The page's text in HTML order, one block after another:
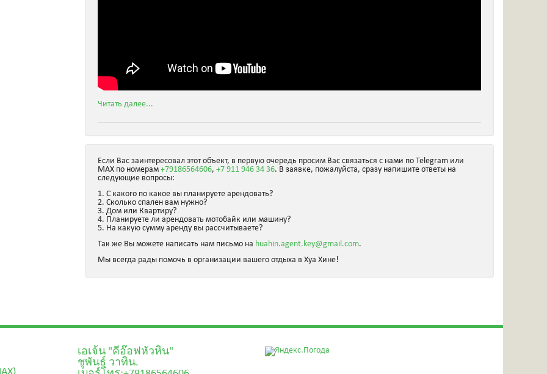
Читать далее...
Если Вас заинтересовал этот объект, в первую очередь просим Вас связаться с нами по Telegram или
MAX по номерам +79186564606, +7 911 946 34 36. В заявке, пожалуйста, сразу напишите ответы на
следующие вопросы:
1. С какого по какое вы планируете арендовать?
2. Сколько спален вам нужно?
3. Дом или Квартиру?
4. Планируете ли арендовать мотобайк или машину?
5. На какую сумму аренду вы рассчитываете?
Так же Вы можете написать нам письмо на huahin.agent.key@gmail.com.
Мы всегда рады помочь в организации вашего отдыха в Хуа Хине!
เอเจ้น "คีอ๊อฟหัวหิน"
ชูพันธุ์ วาทิน.